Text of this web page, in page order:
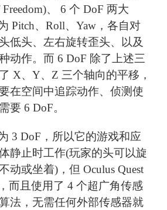
、 6 个 DoF 两大
Pitch、Roll、Yaw，各自对
低头、左右旋转歪头、以及
动作。而 6 DoF 除了上述三
X、Y、Z 三个轴向的平移，
在空间中追踪动作、侦测使
要 6 DoF。
3 DoF，所以它的游戏和应
静止时工作(玩家的头可以旋
动或坐着)，但 Oculus Quest
而且使用了 4 个超广角传感
法，无需任何外部传感器就